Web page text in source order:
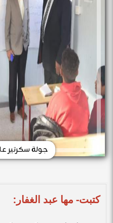
جولة سكرتير
كتبت- مها عبد الغفار: